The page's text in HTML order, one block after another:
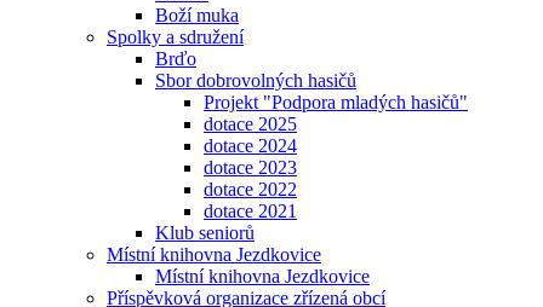
Boží muka
Spolky a sdružení
Brďo
Sbor dobrovolných hasičů
Projekt "Podpora mladých hasičů"
dotace 2025
dotace 2024
dotace 2023
dotace 2022
dotace 2021
Klub seniorů
Místní knihovna Jezdkovice
Místní knihovna Jezdkovice
Příspěvková organizace zřízená obcí